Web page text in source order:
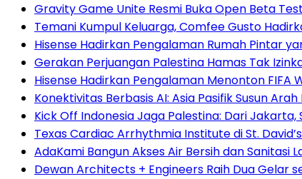
Gravity Game Unite Resmi Buka Open Beta
Temani Kumpul Keluarga, Comfee Gusto
Hisense Hadirkan Pengalaman Rumah Pintar
Gerakan Perjuangan Palestina Hamas Tak
Hisense Hadirkan Pengalaman Menonton FIFA
Konektivitas Berbasis AI: Asia Pasifik Susun
Kick Off Indonesia Jaga Palestina: Dari
Texas Cardiac Arrhythmia Institute di St.
AdaKami Bangun Akses Air Bersih dan Sanitasi
Dewan Architects + Engineers Raih Dua Gelar